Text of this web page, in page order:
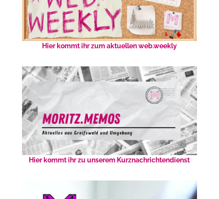
Hier kommt ihr zum aktuellen web.weekly
Hier kommt ihr zu unserem Kurznachrichtendienst